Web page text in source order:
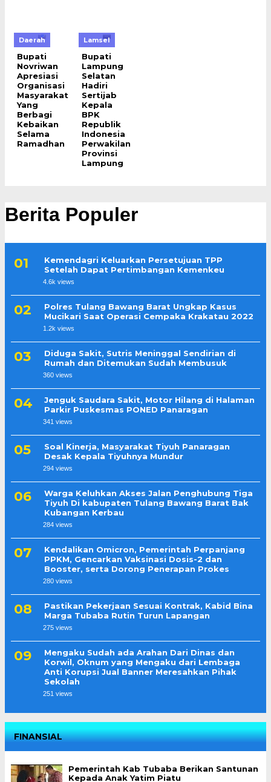
Daerah
Bupati
Novriwan
Apresiasi
Organisasi
Masyarakat
Yang
Berbagi
Kebaikan
Selama
Ramadhan
Lamsel
Bupati
Lampung
Selatan
Hadiri
Sertijab
Kepala
BPK
Republik
Indonesia
Perwakilan
Provinsi
Lampung
Berita Populer
Kemendagri Keluarkan Persetujuan TPP
Setelah Dapat Pertimbangan Kemenkeu
4.6k views
Polres Tulang Bawang Barat Ungkap Kasus
Mucikari Saat Operasi Cempaka Krakatau 2022
1.2k views
Diduga Sakit, Sutris Meninggal Sendirian di
Rumah dan Ditemukan Sudah Membusuk
360 views
Jenguk Saudara Sakit, Motor Hilang di Halaman
Parkir Puskesmas PONED Panaragan
341 views
Soal Kinerja, Masyarakat Tiyuh Panaragan
Desak Kepala Tiyuhnya Mundur
294 views
Warga Keluhkan Akses Jalan Penghubung Tiga
Tiyuh Di kabupaten Tulang Bawang Barat Bak
Kubangan Kerbau
284 views
Kendalikan Omicron, Pemerintah Perpanjang
PPKM, Gencarkan Vaksinasi Dosis-2 dan
Booster, serta Dorong Penerapan Prokes
280 views
Pastikan Pekerjaan Sesuai Kontrak, Kabid Bina
Marga Tubaba Rutin Turun Lapangan
275 views
Mengaku Sudah ada Arahan Dari Dinas dan
Korwil, Oknum yang Mengaku dari Lembaga
Anti Korupsi Jual Banner Meresahkan Pihak
Sekolah
251 views
FINANSIAL
Pemerintah Kab Tubaba Berikan Santunan
Kepada Anak Yatim Piatu